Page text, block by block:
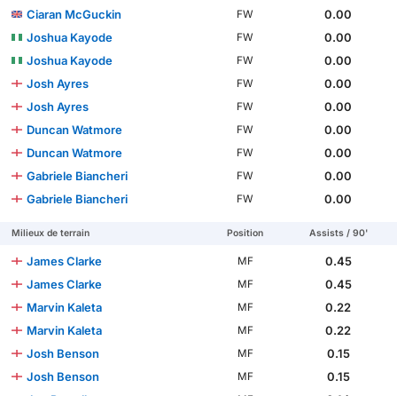
Ciaran McGuckin
FW
0.00
Joshua Kayode
FW
0.00
Joshua Kayode
FW
0.00
Josh Ayres
FW
0.00
Josh Ayres
FW
0.00
Duncan Watmore
FW
0.00
Duncan Watmore
FW
0.00
Gabriele Biancheri
FW
0.00
Gabriele Biancheri
FW 0.00
Milieux de terrain Position Assists / 90'
James Clarke MF
0.45
James Clarke
MF
0.45
Marvin Kaleta
MF
0.22
Marvin Kaleta
MF
0.22
Josh Benson
MF
0.15
Josh Benson
MF
0.15